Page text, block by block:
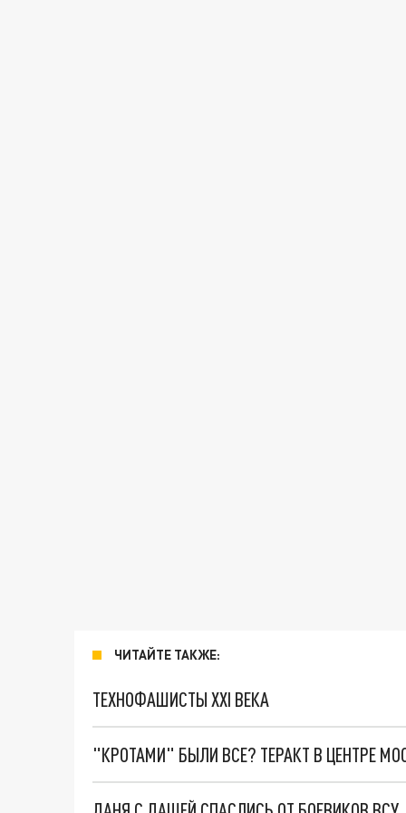
ЧИТАЙТЕ ТАКЖЕ:
ТЕХНОФАШИСТЫ XXI ВЕКА
"КРОТАМИ" БЫЛИ ВСЕ? ТЕРАКТ В ЦЕНТРЕ